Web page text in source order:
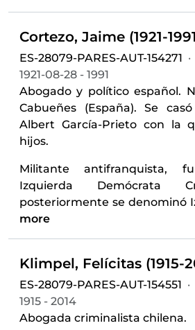
Cortezo, Jaime (1921-
ES-28079-PARES-AUT-154271 ·
1921-08-28 - 1991
Abogado y político español.
Cabueñes (España). Se
Albert García-Prieto con la
hijos.
Militante antifranquista,
Izquierda Demócrata
posteriormente se denominó
more
Klimpel, Felícitas (1915-
ES-28079-PARES-AUT-154551 ·
1915 - 2014
Abogada criminalista chilena.